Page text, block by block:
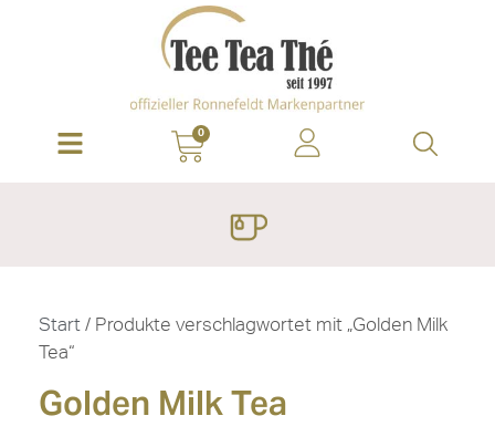
0
Start / Produkte verschlagwortet mit „Golden Milk
Tea“
Golden Milk Tea